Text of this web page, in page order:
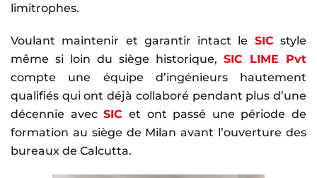
limitrophes.
Voulant maintenir et garantir intact le SIC style
même si loin du siège historique, SIC LIME Pvt
compte une équipe d’ingénieurs hautement
qualifiés qui ont déjà collaboré pendant plus d’une
décennie avecSIC et ont passé une période de
formation au siège de Milan avant l’ouverture des
bureaux de Calcutta.